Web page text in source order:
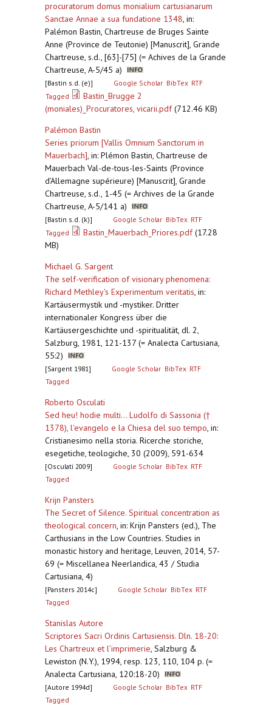
procuratorum domus monialium cartusianarum
Sanctae Annae a sua fundatione 1348, in:
Palémon Bastin, Chartreuse de Bruges Sainte
Anne (Province de Teutonie) [Manuscrit], Grande
Chartreuse, s.d., [63]-[75] (= Achives de la Grande
Chartreuse, A-5/45 a)
[Bastin s.d. (e)] Google Scholar BibTex RTF
Tagged
Bastin_Brugge 2
(moniales)_Procuratores, vicarii.pdf(712.46 KB)
Palémon Bastin
Series priorum [Vallis Omnium Sanctorum in
Mauerbach], in: Plémon Bastin, Chartreuse de
Mauerbach Val-de-tous-les-Saints (Province
d’Allemagne supérieure) [Manuscrit], Grande
Chartreuse, s.d., 1-45 (= Archives de la Grande
Chartreuse, A-5/141 a)
[Bastin s.d. (k)] Google Scholar BibTex RTF
Tagged
Bastin_Mauerbach_Priores.pdf(17.28
MB)
Michael G. Sargent
The self-verification of visionary phenomena:
Richard Methley's Experimentum veritatis, in:
Kartäusermystik und -mystiker. Dritter
internationaler Kongress über die
Kartäusergeschichte und -spiritualität, dl. 2,
Salzburg, 1981, 121-137 (= Analecta Cartusiana,
55:2)
[Sargent 1981] Google Scholar BibTex RTF
Tagged
Roberto Osculati
Sed heu! hodie multi... Ludolfo di Sassonia (†
1378), l'evangelo e la Chiesa del suo tempo, in:
Cristianesimo nella storia. Ricerche storiche,
esegetiche, teologiche, 30 (2009), 591-634
[Osculati 2009] Google Scholar BibTex RTF
Tagged
Krijn Pansters
The Secret of Silence. Spiritual concentration as
theological concern, in: Krijn Pansters (ed.), The
Carthusians in the Low Countries. Studies in
monastic history and heritage, Leuven, 2014, 57-
69 (= Miscellanea Neerlandica, 43 / Studia
Cartusiana, 4)
[Pansters 2014c] Google Scholar BibTex RTF
Tagged
Stanislas Autore
Scriptores Sacri Ordinis Cartusiensis. Dln. 18-20:
Les Chartreux et l’imprimerie, Salzburg &
Lewiston (N.Y.), 1994, resp. 123, 110, 104 p. (=
Analecta Cartusiana, 120:18-20)
[Autore 1994d] Google Scholar BibTex RTF
Tagged